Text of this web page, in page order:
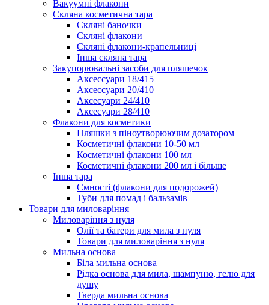
Вакуумні флакони
Скляна косметична тара
Скляні баночки
Скляні флакони
Скляні флакони-крапельниці
Інша скляна тара
Закупорювальні засоби для пляшечок
Аксессуари 18/415
Аксессуари 20/410
Аксесуари 24/410
Аксесуари 28/410
Флакони для косметики
Пляшки з піноутворюючим дозатором
Косметичні флакони 10-50 мл
Косметичні флакони 100 мл
Косметичні флакони 200 мл і більше
Інша тара
Ємності (флакони для подорожей)
Туби для помад і бальзамів
Товари для миловаріння
Миловаріння з нуля
Олії та батери для мила з нуля
Товари для миловаріння з нуля
Мильна основа
Біла мильна основа
Рідка основа для мила, шампуню, гелю для
душу
Тверда мильна основа